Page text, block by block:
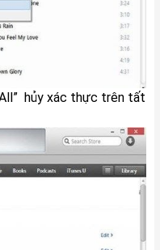
hủy xác thực trên tất